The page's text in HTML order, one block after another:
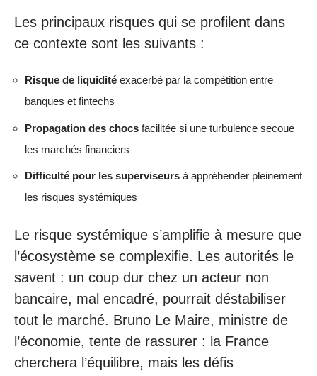
Les principaux risques qui se profilent dans
ce contexte sont les suivants :
Risque de liquidité exacerbé par la compétition entre
banques et fintechs
Propagation des chocs facilitée si une turbulence secoue
les marchés financiers
Difficulté pour les superviseurs à appréhender pleinement
les risques systémiques
Le risque systémique s’amplifie à mesure que
l’écosystème se complexifie. Les autorités le
savent : un coup dur chez un acteur non
bancaire, mal encadré, pourrait déstabiliser
tout le marché. Bruno Le Maire, ministre de
l’économie, tente de rassurer : la France
cherchera l’équilibre, mais les défis